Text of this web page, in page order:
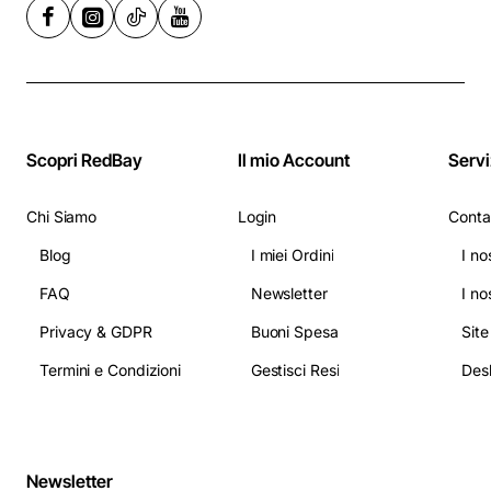
Scopri RedBay
Chi Siamo
Blog
FAQ
Privacy & GDPR
Termini e Condizioni
Il mio Account
Login
I miei Ordini
Newsletter
Buoni Spesa
Gestisci Resi
I
I
Newsletter